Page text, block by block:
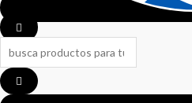
Search
...